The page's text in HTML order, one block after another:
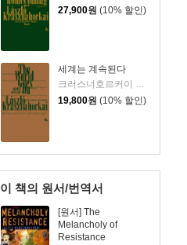
27,900원 (10% 할인)
세계는 계속된다
크러스너호르커이 라슬로 저/박현주 역
19,800원 (10% 할인)
이 책의 원서/번역서
[원서] The
Melancholy of
Resistance